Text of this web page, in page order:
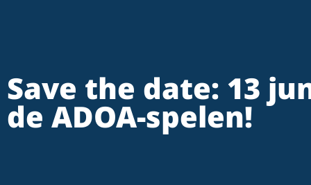
Save the date: 13
de ADOA-spelen!